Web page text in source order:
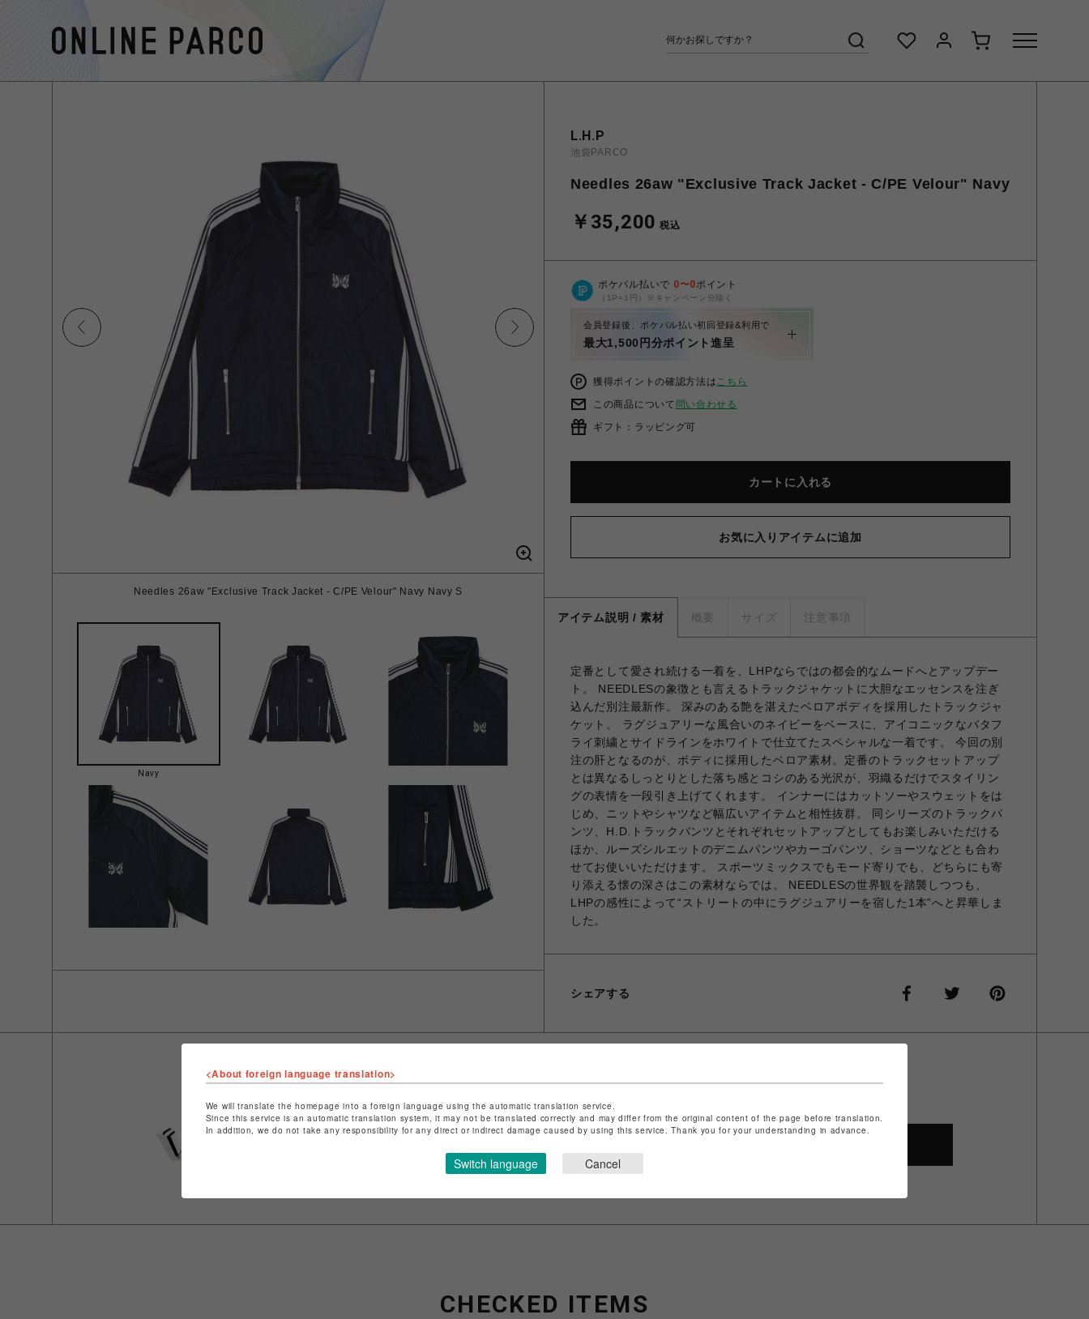
Needles 26aw "Exclusive Track Jacket - C/PE Velour" Navy Navy S
Navy
L.H.P
池袋PARCO
Needles 26aw "Exclusive Track Jacket - C/PE Velour" Navy
￥35,200 税込
ポケパル払いで 0〜0ポイント
（1P=1円）※キャンペーン分除く
会員登録後、ポケパル払い初回登録&利用で
最大1,500円分ポイント進呈
獲得ポイントの確認方法はこちら
この商品について 問い合わせる
ギフト：ラッピング可
カートに入れる
お気に入りアイテムに追加
アイテム説明 / 素材 概要 サイズ 注意事項
定番として愛され続ける一着を、LHPならではの都会的なムードへとアップデー
ト。 NEEDLESの象徴とも言えるトラックジャケットに大胆なエッセンスを注ぎ
込んだ別注最新作。 深みのある艶を湛えたベロアボディを採用したトラックジャ
ケット。 ラグジュアリーな風合いのネイビーをベースに、アイコニックなバタフ
ライ刺繍とサイドラインをホワイトで仕立てたスペシャルな一着です。 今回の別
注の肝となるのが、ボディに採用したベロア素材。定番のトラックセットアップ
とは異なるしっとりとした落ち感とコシのある光沢が、羽織るだけでスタイリン
グの表情を一段引き上げてくれます。 インナーにはカットソーやスウェットをは
じめ、ニットやシャツなど幅広いアイテムと相性抜群。 同シリーズのトラックパ
ンツ、H.D.トラックパンツとそれぞれセットアップとしてもお楽しみいただける
ほか、ルーズシルエットのデニムパンツやカーゴパンツ、ショーツなどとも合わ
せてお使いいただけます。 スポーツミックスでもモード寄りでも、どちらにも寄
り添える懐の深さはこの素材ならでは。 NEEDLESの世界観を踏襲しつつも、
LHPの感性によって“ストリートの中にラグジュアリーを宿した1本”へと昇華しま
した。
シェアする
ショップ名
L.H.P
店舗名
池袋PARCO
特定商取引法など法令に基づく表記は
こちら
CHECKED ITEMS
<About foreign language translation>
We will translate the homepage into a foreign language using the automatic translation service.
Since this service is an automatic translation system, it may not be translated correctly and may differ from the original content of the page before translation.
In addition, we do not take any responsibility for any direct or indirect damage caused by using this service. Thank you for your understanding in advance.
Switch language Cancel